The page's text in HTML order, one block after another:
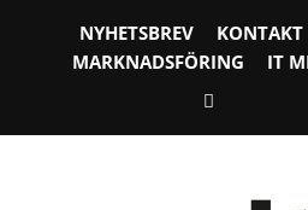
NYHETSBREV KONTAKT
MARKNADSFÖRING
IT